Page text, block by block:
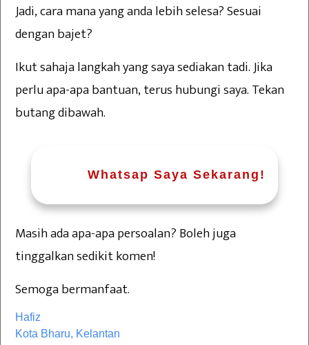
Jadi, cara mana yang anda lebih selesa? Sesuai
dengan bajet?
Ikut sahaja langkah yang saya sediakan tadi. Jika
perlu apa-apa bantuan, terus hubungi saya. Tekan
butang dibawah.
Whatsap Saya Sekarang!
Masih ada apa-apa persoalan? Boleh juga
tinggalkan sedikit komen!
Semoga bermanfaat.
Hafiz
Kota Bharu, Kelantan